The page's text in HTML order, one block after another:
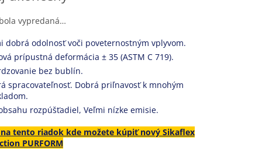
vypredaná…
dobrá odolnosť voči poveternostným vplyvom.
prípustná deformácia ± 35 (ASTM C 719).
bez bublín.
spracovateľnosť. Dobrá priľnavosť k mnohým
rozpúšťadiel, Veľmi nízke emisie.
tento riadok kde možete kúpiť nový Sikaflex
PURFORM